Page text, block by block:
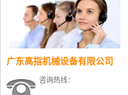
广东高指机械设备有限公司
咨询热线：